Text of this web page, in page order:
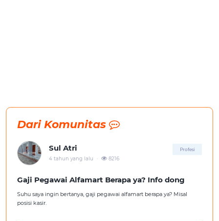
Dari Komunitas
Sul Atri Profesi
4 tahun yang lalu . 8216
Gaji Pegawai Alfamart Berapa ya? Info dong
Suhu saya ingin bertanya, gaji pegawai alfamart berapa ya? Misal
posisi kasir.